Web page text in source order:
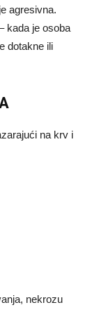
agresivna.
kada je osoba
dotakne ili
na krv i
nekrozu